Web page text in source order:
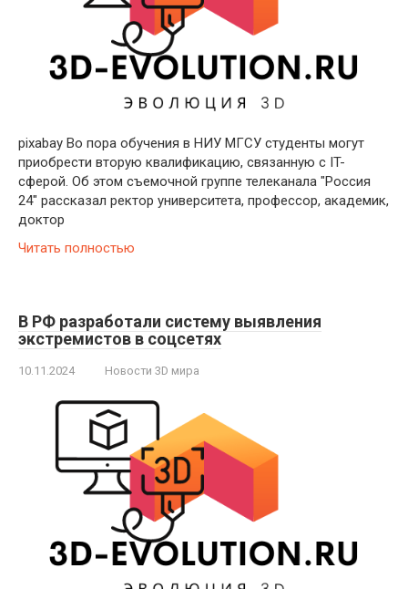
pixabay Во пора обучения в НИУ МГСУ студенты могут
приобрести вторую квалификацию, связанную с IT-
сферой. Об этом съемочной группе телеканала "Россия
24" рассказал ректор университета, профессор, академик,
доктор
Читать полностью
В РФ разработали систему выявления
экстремистов в соцсетях
10.11.2024 Новости 3D мира